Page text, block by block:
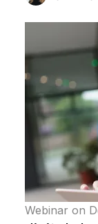
Webinar on